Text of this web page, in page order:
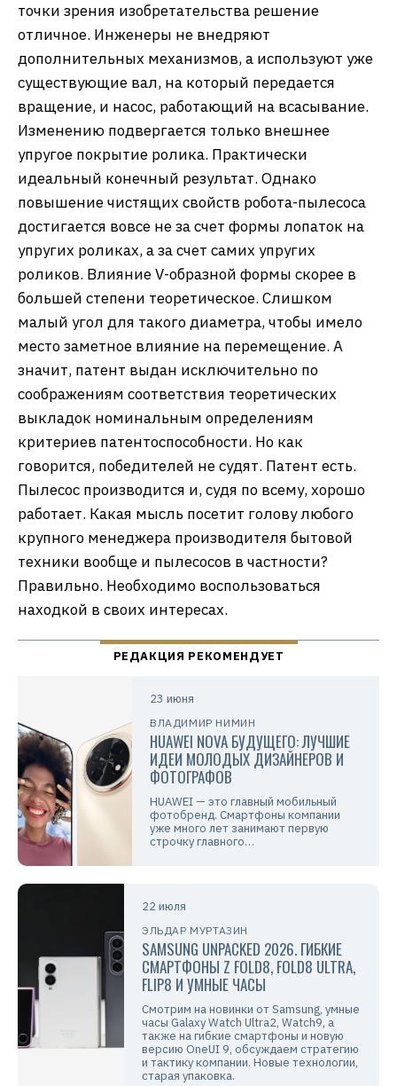
точки зрения изобретательства решение
отличное. Инженеры не внедряют
дополнительных механизмов, а используют уже
существующие вал, на который передается
вращение, и насос, работающий на всасывание.
Изменению подвергается только внешнее
упругое покрытие ролика. Практически
идеальный конечный результат. Однако
повышение чистящих свойств робота-пылесоса
достигается вовсе не за счет формы лопаток на
упругих роликах, а за счет самих упругих
роликов. Влияние V-образной формы скорее в
большей степени теоретическое. Слишком
малый угол для такого диаметра, чтобы имело
место заметное влияние на перемещение. А
значит, патент выдан исключительно по
соображениям соответствия теоретических
выкладок номинальным определениям
критериев патентоспособности. Но как
говорится, победителей не судят. Патент есть.
Пылесос производится и, судя по всему, хорошо
работает. Какая мысль посетит голову любого
крупного менеджера производителя бытовой
техники вообще и пылесосов в частности?
Правильно. Необходимо воспользоваться
находкой в своих интересах.
23 июня
ВЛАДИМИР НИМИН
HUAWEI NOVA БУДУЩЕГО: ЛУЧШИЕ
ИДЕИ МОЛОДЫХ ДИЗАЙНЕРОВ И
ФОТОГРАФОВ
HUAWEI — это главный мобильный
фотобренд. Смартфоны компании
уже много лет занимают первую
строчку главного…
22 июля
ЭЛЬДАР МУРТАЗИН
SAMSUNG UNPACKED 2026. ГИБКИЕ
СМАРТФОНЫ Z FOLD8, FOLD8 ULTRA,
FLIP8 И УМНЫЕ ЧАСЫ
Смотрим на новинки от Samsung, умные
часы Galaxy Watch Ultra2, Watch9, а
также на гибкие смартфоны и новую
версию OneUI 9, обсуждаем стратегию
и тактику компании. Новые технологии,
старая упаковка.